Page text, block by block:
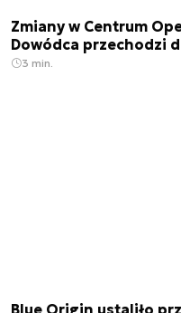
Zmiany w Centrum
Dowódca przechodzi
3 min.
Blue Origin ustaliło